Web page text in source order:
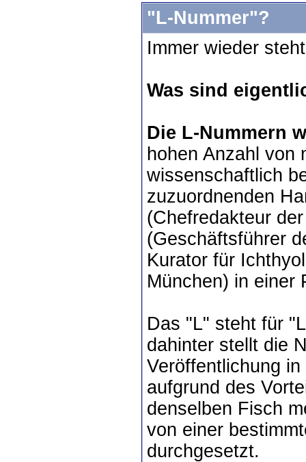
"L-Nummer"?
Immer wieder
Was sind
Die L-Nummern
hohen Anzahl von
wissenschaftlich
zuzuordnenden
(Chefredakteur
(Geschäftsführer
Kurator für
München) in einer
Das "L" steht für
dahinter stellt die
Veröffentlichung
aufgrund des
denselben Fisch
von einer
durchgesetzt.